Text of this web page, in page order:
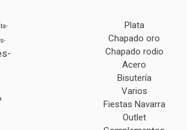
Plata
Chapado oro
Chapado rodio
Acero
Bisutería
Varios
Fiestas Navarra
Outlet